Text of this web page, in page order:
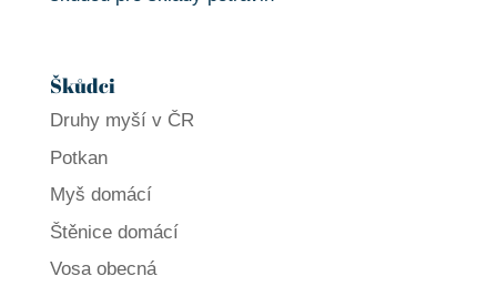
Škůdci
Druhy myší v ČR
Potkan
Myš domácí
Štěnice domácí
Vosa obecná